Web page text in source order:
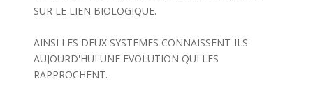
SUR LE LIEN BIOLOGIQUE.
AINSI LES DEUX SYSTEMES CONNAISSENT-ILS
AUJOURD'HUI UNE EVOLUTION QUI LES
RAPPROCHENT.